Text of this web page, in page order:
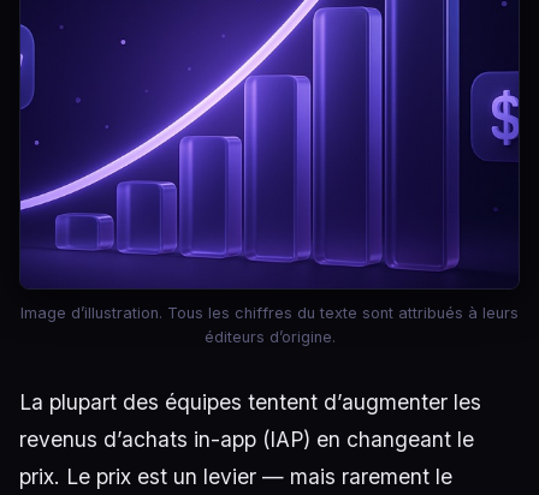
Image d’illustration. Tous les chiffres du texte sont attribués à leurs
éditeurs d’origine.
La plupart des équipes tentent d’augmenter les
revenus d’achats in-app (IAP) en changeant le
prix. Le prix est un levier — mais rarement le